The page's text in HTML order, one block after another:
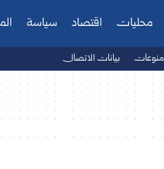
محليات اقتصاد سياسة
منوعات بيانات الاتصال